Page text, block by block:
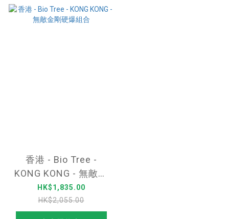
香港 - Bio Tree -
KONG KONG - 無敵金
剛硬爆組合
HK$1,835.00
HK$2,055.00